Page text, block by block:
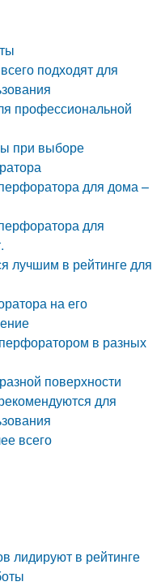
подходят для
профессиональной
при выборе
для дома –
для
лучшим в рейтинге для
на его
в разных
поверхности
для
всего
лидируют в рейтинге